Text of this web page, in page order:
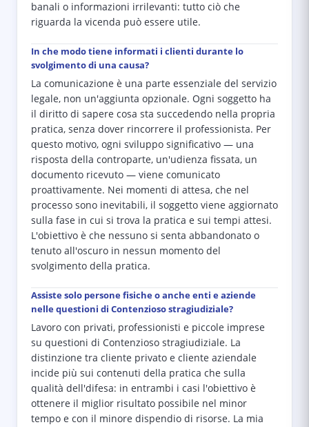
banali o informazioni irrilevanti: tutto ciò che
riguarda la vicenda può essere utile.
In che modo tiene informati i clienti durante lo
svolgimento di una causa?
La comunicazione è una parte essenziale del servizio
legale, non un'aggiunta opzionale. Ogni soggetto ha
il diritto di sapere cosa sta succedendo nella propria
pratica, senza dover rincorrere il professionista. Per
questo motivo, ogni sviluppo significativo — una
risposta della controparte, un'udienza fissata, un
documento ricevuto — viene comunicato
proattivamente. Nei momenti di attesa, che nel
processo sono inevitabili, il soggetto viene aggiornato
sulla fase in cui si trova la pratica e sui tempi attesi.
L'obiettivo è che nessuno si senta abbandonato o
tenuto all'oscuro in nessun momento del
svolgimento della pratica.
Assiste solo persone fisiche o anche enti e aziende
nelle questioni di Contenzioso stragiudiziale?
Lavoro con privati, professionisti e piccole imprese
su questioni di Contenzioso stragiudiziale. La
distinzione tra cliente privato e cliente aziendale
incide più sui contenuti della pratica che sulla
qualità dell'difesa: in entrambi i casi l'obiettivo è
ottenere il miglior risultato possibile nel minor
tempo e con il minore dispendio di risorse. La mia